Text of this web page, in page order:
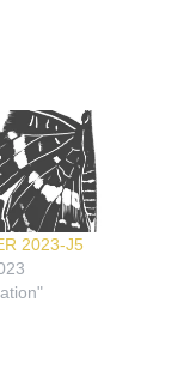
2023-J5